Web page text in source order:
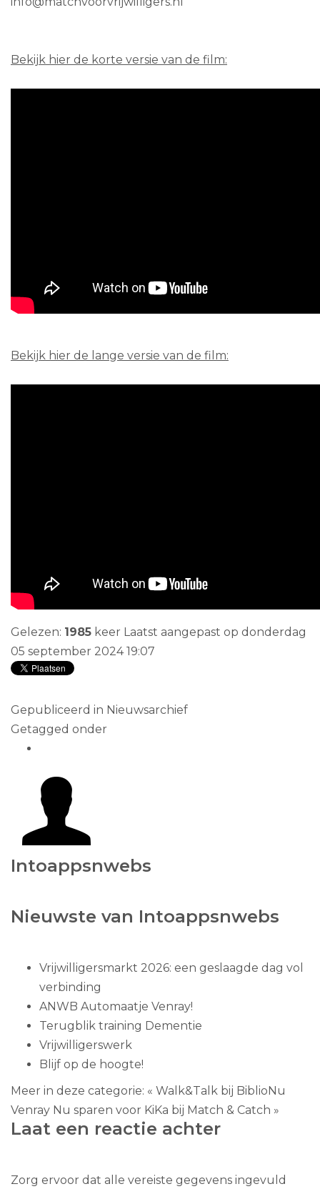
Bekijk hier de korte versie van de film:
Bekijk hier de lange versie van de film:
Gelezen: 1985 keer Laatst aangepast op donderdag
05 september 2024 19:07
Gepubliceerd in Nieuwsarchief
Getagged onder
Intoappsnwebs
Nieuwste van Intoappsnwebs
Vrijwilligersmarkt 2026: een geslaagde dag vol
verbinding
ANWB Automaatje Venray!
Terugblik training Dementie
Vrijwilligerswerk
Blijf op de hoogte!
Meer in deze categorie: « Walk&Talk bij BiblioNu
Venray Nu sparen voor KiKa bij Match & Catch »
Laat een reactie achter
Zorg ervoor dat alle vereiste gegevens ingevuld